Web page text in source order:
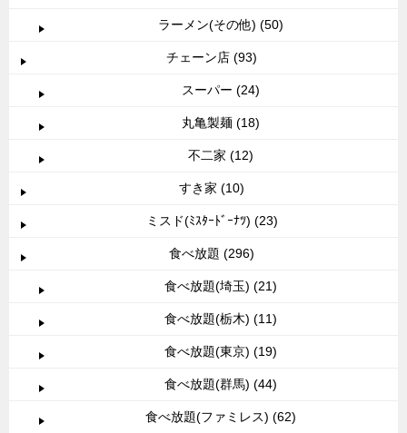
ラーメン(その他) (50)
チェーン店 (93)
スーパー (24)
丸亀製麺 (18)
不二家 (12)
すき家 (10)
ミスド(ﾐｽﾀｰﾄﾞｰﾅﾂ) (23)
食べ放題 (296)
食べ放題(埼玉) (21)
食べ放題(栃木) (11)
食べ放題(東京) (19)
食べ放題(群馬) (44)
食べ放題(ファミレス) (62)